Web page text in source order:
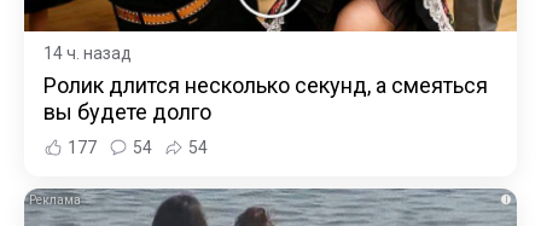
14 ч. назад
Ролик длится несколько секунд, а смеяться
вы будете долго
177 54 54
i